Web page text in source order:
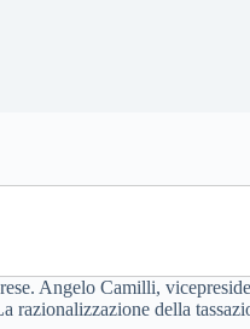
Angelo Camilli,
della